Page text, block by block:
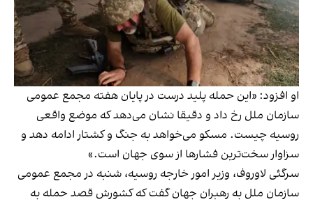
او افزود: «این حمله پلید درست در پایان هفته مجمع عمومی
سازمان ملل رخ داد و دقیقا نشان می‌دهد که موضع واقعی
روسیه چیست. مسکو می‌خواهد به جنگ و کشتار ادامه دهد و
سزاوار سخت‌ترین فشارها از سوی جهان است.»
سرگئی لاوروف، وزیر امور خارجه روسیه، شنبه در مجمع عمومی
سازمان ملل به رهبران جهان گفت که کشورش قصد حمله به